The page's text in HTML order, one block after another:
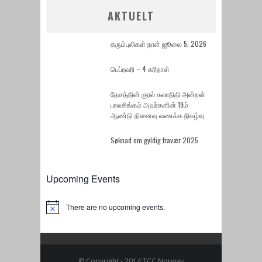
AKTUELT
கரும்புலிகள் நாள் ஜூலை 5, 2026
பெப்ரவரி – 4 கரிநாள்
தேசத்தின் குரல் கலாநிதி அன்றன்
பாலசிங்கம் அவர்களின் 19ம்
ஆண்டு நினைவு வணக்க நிகழ்வு
Søknad om gyldig fravær 2025
Upcoming Events
Notice There are no upcoming events.